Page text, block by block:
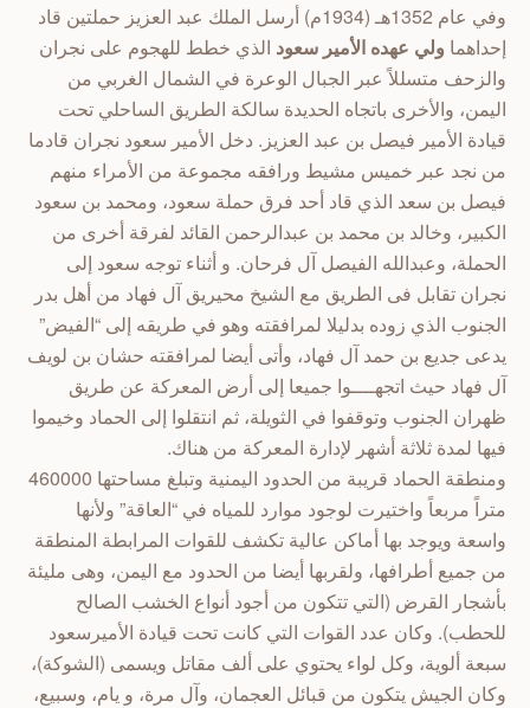
وفي عام 1352هـ (1934م) أرسل الملك عبد العزيز حملتين قاد
إحداهما ولي عهده الأمير سعود الذي خطط للهجوم على نجران
والزحف متسللاً عبر الجبال الوعرة في الشمال الغربي من
اليمن، والأخرى باتجاه الحديدة سالكة الطريق الساحلي تحت
قيادة الأمير فيصل بن عبد العزيز. دخل الأمير سعود نجران قادما
من نجد عبر خميس مشيط ورافقه مجموعة من الأمراء منهم
فيصل بن سعد الذي قاد أحد فرق حملة سعود، ومحمد بن سعود
الكبير، وخالد بن محمد بن عبدالرحمن القائد لفرقة أخرى من
الحملة، وعبدالله الفيصل آل فرحان. و أثناء توجه سعود إلى
نجران تقابل فى الطريق مع الشيخ محيريق آل فهاد من أهل بدر
الجنوب الذي زوده بدليلا لمرافقته وهو في طريقه إلى “الفيض”
يدعى جديع بن حمد آل فهاد، وأتى أيضا لمرافقته حشان بن لويف
آل فهاد حيث اتجهــــوا جميعا إلى أرض المعركة عن طريق
ظهران الجنوب وتوقفوا في الثويلة، ثم انتقلوا إلى الحماد وخيموا
فيها لمدة ثلاثة أشهر لإدارة المعركة من هناك.
ومنطقة الحماد قريبة من الحدود اليمنية وتبلغ مساحتها 460000
متراً مربعاً واختيرت لوجود موارد للمياه في “العاقة” ولأنها
واسعة ويوجد بها أماكن عالية تكشف للقوات المرابطة المنطقة
من جميع أطرافها، ولقربها أيضا من الحدود مع اليمن، وهى مليئة
بأشجار القرض (التي تتكون من أجود أنواع الخشب الصالح
للحطب). وكان عدد القوات التي كانت تحت قيادة الأميرسعود
سبعة ألوية، وكل لواء يحتوي على ألف مقاتل ويسمى (الشوكة)،
وكان الجيش يتكون من قبائل العجمان، وآل مرة، و يام، وسبيع،